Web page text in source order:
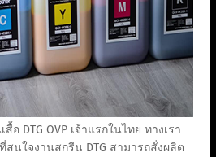
อ DTG OVP เจ้าแรกในไทย ทางเรา
นใจงานสกรีน DTG สามารถสั่งผลิต